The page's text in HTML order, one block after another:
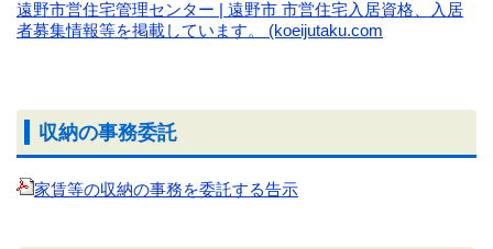
遠野市営住宅管理センター | 遠野市 市営住宅入居資格、入居
者募集情報等を掲載しています。 (koeijutaku.com
収納の事務委託
家賃等の収納の事務を委託する告示